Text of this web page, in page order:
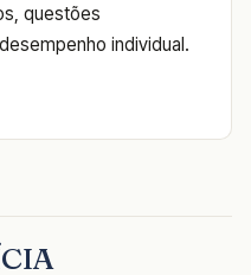
questões
individual.